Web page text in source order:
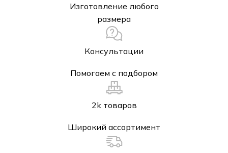
Изготовление любого
размера
Консультации
Помогаем с подбором
2k товаров
Широкий ассортимент